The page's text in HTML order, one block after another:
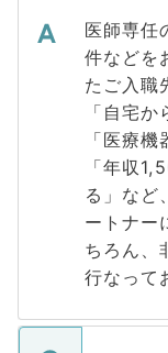
医師専任
件などを
たご入職
「自宅
「医療
「年収
る」など
ートナー
ちろん、
行なって